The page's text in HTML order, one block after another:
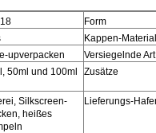
Form
Kappen-Material
upverpacken Versiegelnde Art
50ml und 100ml Zusätze
Silkscreen-
heißes
Lieferungs-